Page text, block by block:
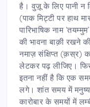
है। वुज़ू के लिए पानी न
(पाक मिट्टी पर हाथ
पारिभाषिक नाम
की भावना बाक़ी रखने
नमाज़ संक्षिप्त (क़स्र)
लेटकर पढ़ लीजिए।
इतना नहीं है कि एक
लगे। शांत समय में मनुष्य
कारोबार के समयों में